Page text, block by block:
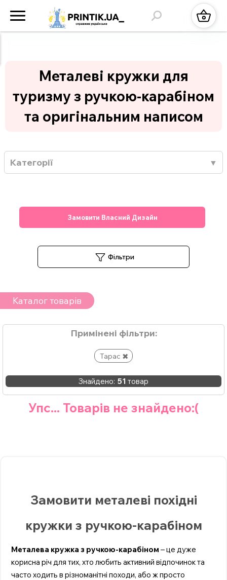
Металеві кружки для
туризму з ручкою-карабіном
та оригінальним написом
Категорії
Замовити Власний Дизайн
Фільтри
Каталог товарів
Примінені фільтри:
Тарас
Знайдено: 51 товар
Упс... Товарів не знайдено:(
Замовити металеві похідні
кружки з ручкою-карабіном
Металева кружка з ручкою-карабіном – це дуже
корисна річ для тих, хто любить активний відпочинок та
часто ходить в різноманітні походи, або ж просто